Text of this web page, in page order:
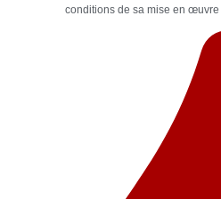
conditions de sa mise en œuvre